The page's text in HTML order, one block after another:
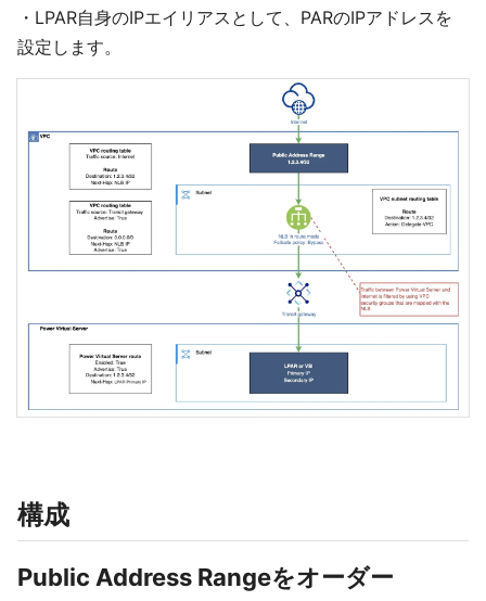
・LPAR自身のIPエイリアスとして、PARのIPアドレスを
設定します。
構成
Public Address Rangeをオーダー